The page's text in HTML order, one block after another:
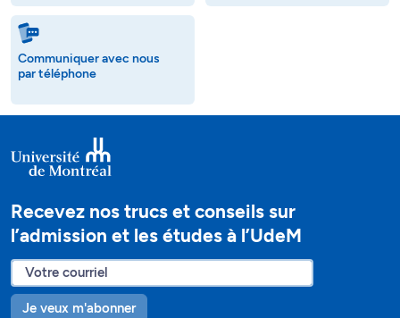
Communiquer avec nous
par téléphone
Recevez nos trucs et conseils sur
l’admission et les études à l’UdeM
Je veux m'abonner